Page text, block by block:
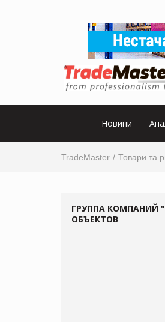
Новини
TradeMaster Товари та
ГРУППА КОМПАНИЙ
ОБЪЕКТОВ